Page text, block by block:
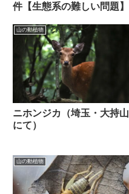
件【生態系の難しい問題】
山の動植物
ニホンジカ（埼玉・大持山
にて）
山の動植物